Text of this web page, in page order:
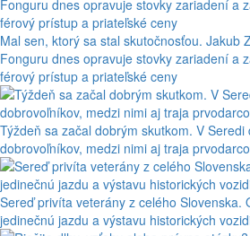
Mal sen, ktorý sa stal skutočnosťou. Jakub
Fonguru dnes opravuje stovky zariadení a
férový prístup a priateľské ceny
Týždeň sa začal dobrým skutkom. V Seredi
dobrovoľníkov, medzi nimi aj traja
Sereď privíta veterány z celého Slovenska.
jedinečnú jazdu a výstavu historických